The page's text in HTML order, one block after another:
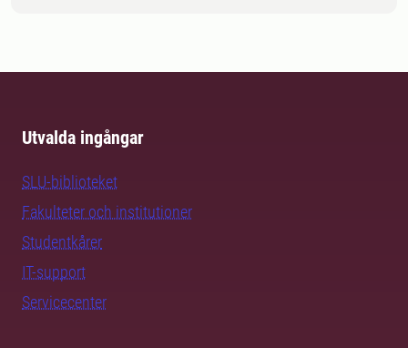
Utvalda ingångar
SLU-biblioteket
Fakulteter och institutioner
Studentkårer
IT-support
Servicecenter